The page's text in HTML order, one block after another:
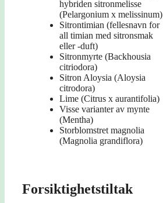
hybriden sitronmelisse
(Pelargonium x melissinum)
Sitrontimian (fellesnavn for
all timian med sitronsmak
eller -duft)
Sitronmyrte (Backhousia
citriodora)
Sitron Aloysia (Aloysia
citrodora)
Lime (Citrus x aurantifolia)
Visse varianter av mynte
(Mentha)
Storblomstret magnolia
(Magnolia grandiflora)
Forsiktighetstiltak